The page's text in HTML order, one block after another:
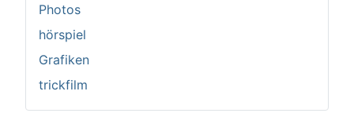
Photos
hörspiel
Grafiken
trickfilm